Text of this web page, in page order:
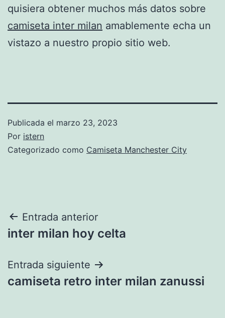
quisiera obtener muchos más datos sobre
camiseta inter milan amablemente echa un
vistazo a nuestro propio sitio web.
Publicada el marzo 23, 2023
Por istern
Categorizado como Camiseta Manchester City
Navegación
de
entradas
Entrada anterior
inter milan hoy celta
Entrada siguiente
camiseta retro inter milan zanussi